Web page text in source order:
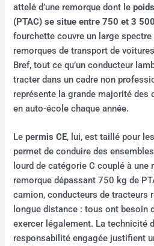
attelé d’une remorque dont le
(PTAC) se situe entre 750 et 3
fourchette couvre un large
remorques de transport de
Bref, tout ce qu’un conducteur
tracter dans un cadre non
représente la grande majorité des
en auto-école chaque année.
Lepermis CE, lui, est taillé pour
permet de conduire des
lourd de catégorie C couplé à une
remorque dépassant 750 kg de
camion, conducteurs de tracteurs
longue distance : tous ont besoin
exercer légalement. La technicité
responsabilité engagée justifient